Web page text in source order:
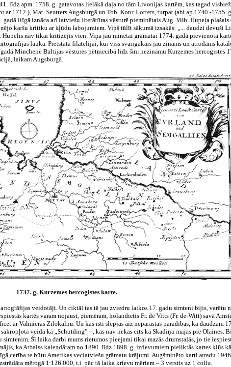
līdz apm. 1758. g. gatavotas lielākā daļa no tām Livonijas kartēm, kas tagad
ar 1712.), Mat. Seutters Augsburgā un Tob. Konr. Lotters, turpat (abi ap 1740.-1755.
Rīgā iznāca arī latviešu literātūras vēsturē pieminētais Aug. Vilh. Hupeļa
karšu kritiku ar kļūdu labojumiem. Viņš tūlīt sākumā izsakās: „... daudzi devuši
nav tikai kritizējis vien. Viņa jau minētai grāmatai 1774. gadā pievienotā
laukā. Pretstatā filatēlijai, kur viss svarīgākais jau zināms un atrodams
Minchenē Baltijas vēstures pētniecībā līdz šim nezināmu Kurzemes hercogistes
laikam Augsburgā.
1737. g. Kurzemes hercogistes karte.
veidotāji. Un ciktāl tas tā jau zviedru laikos 17. gadu simteni bijis, varētu
kartēs varam nojaust, piemēram, holandietis Fr. de Vitts (Fr. de-Witt) savā
ar Valmieras Zilokalnu. Un kas īsti slēpjas aiz neparastās parādības, ka daudzām
veidā kā „Schutding” –, kas nav nekas cits kā Skadiņu mājas pie Olaines.
Šī laika darbi mums rietumos pieejami tikai mazās drumstalās, jo tie
ka Atbalss kalendāram no 1890. līdz 1898. g. izdevumiem pieliktās kartes kļūs
cerība te būtu Amerikas veclatviešu grāmatu krājumi. Augšminēto karti atradu
mērogā 1:126.000, t.i. pēc tā laika krievu mēriem – 3 verstis uz 1 collu.